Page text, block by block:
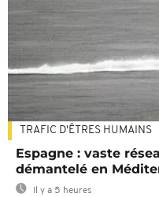
TRAFIC D'ÊTRES HUMAINS
Espagne : vaste
démantelé en
Il y a 5 heures